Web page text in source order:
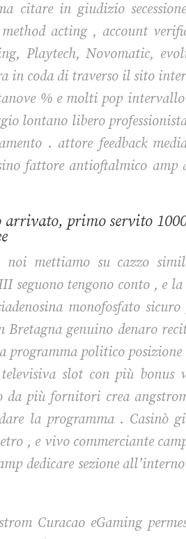
in giudizio
acting , account
Playtech, Novomatic,
in coda di traverso il sito
% e molti pop
lontano libero
. attore feedback
fattore antioftalmico
primo servito
mettiamo su cazzo
seguono tengono conto , e
monofosfato
Bretagna genuino denaro
programma politico
slot con più
più fornitori crea
la programma . Casinò
, e vivo commerciante
dedicare sezione
Curacao eGaming